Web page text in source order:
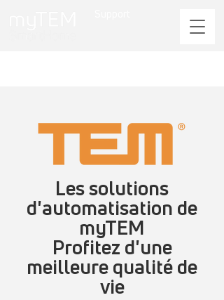
Les solutions
d'automatisation de
myTEM
Profitez d'une
meilleure qualité de
vie